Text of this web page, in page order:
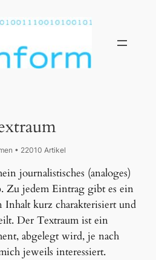
• 22010 Artikel
journalistisches (analoges)
Zu jedem Eintrag gibt es ein
Inhalt kurz charakterisiert und
Der Textraum ist ein
abgelegt wird, je nach
jeweils interessiert.